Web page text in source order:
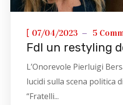
[ 07/04/2023 5
FdI un restyling
L’Onorevole Pierluigi
lucidi sulla scena politica
“Fratelli...